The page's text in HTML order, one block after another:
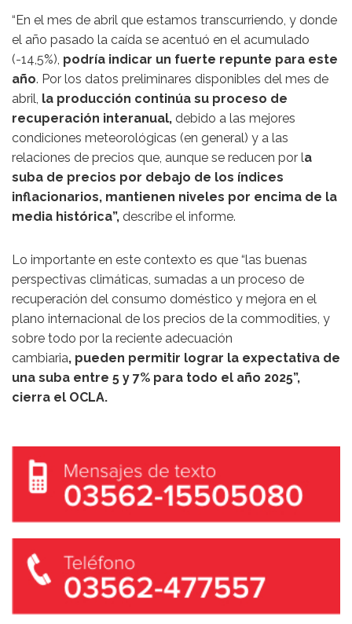
“En el mes de abril que estamos transcurriendo, y donde
el año pasado la caída se acentuó en el acumulado
(-14,5%), podría indicar un fuerte repunte para este
año. Por los datos preliminares disponibles del mes de
abril, la producción continúa su proceso de
recuperación interanual, debido a las mejores
condiciones meteorológicas (en general) y a las
relaciones de precios que, aunque se reducen por la
suba de precios por debajo de los índices
inflacionarios, mantienen niveles por encima de la
media histórica”, describe el informe.
Lo importante en este contexto es que “las buenas
perspectivas climáticas, sumadas a un proceso de
recuperación del consumo doméstico y mejora en el
plano internacional de los precios de la commodities, y
sobre todo por la reciente adecuación
cambiaria, pueden permitir lograr la expectativa de
una suba entre 5 y 7% para todo el año 2025”,
cierra el OCLA.